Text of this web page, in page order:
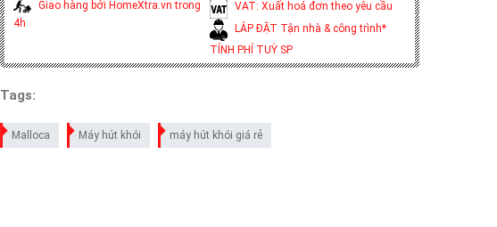
Giao hàng bởi HomeXtra.vn trong
4h
VAT: Xuất hoá đơn theo yêu cầu
LẮP ĐẶT Tận nhà & công trình*
TÍNH PHÍ TUỲ SP
Tags:
Malloca Máy hút khói máy hút khói giá rẻ